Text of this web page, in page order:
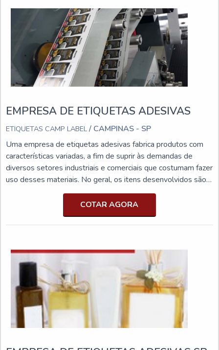
EMPRESA DE ETIQUETAS ADESIVAS
ETIQUETAS CAMP LABEL / CAMPINAS - SP
Uma empresa de etiquetas adesivas fabrica produtos com
características variadas, a fim de suprir às demandas de
diversos setores industriais e comerciais que costumam fazer
uso desses materiais. No geral, os itens desenvolvidos são
essenciais para o registro de informações relevantes sobre o
produto, tais como o prazo de validade e o lote.DETALHES
IMPORTANTES SOBRE O ACESSÓRIOReferência no
segmento, a Etiquetas Camp Label conta com um portfólio
possam ser etiquetados com eficiência. É importante
ressaltar que, mais do que garantir as informações, as
etiquetas servem para atestar a identidade de uma marca,
bem como evitar possíveis transtornos. Uma empresa de
referência produz itens muito versáteis e legíveis. Isso
porque, além de fornecer informações acerca do produto,
esse tipo de etiqueta serve como um elemento decorativo,
COTAR AGORA